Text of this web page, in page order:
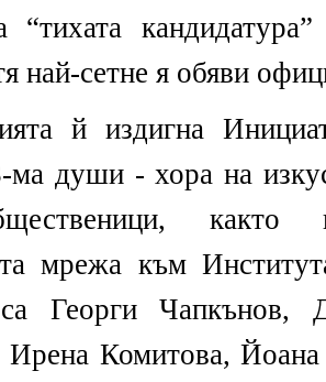
“тихата
най-сетне я обяви
й издигна
ма души - хора на
както
мрежа към
Георги Чапкънов,
Комитова,